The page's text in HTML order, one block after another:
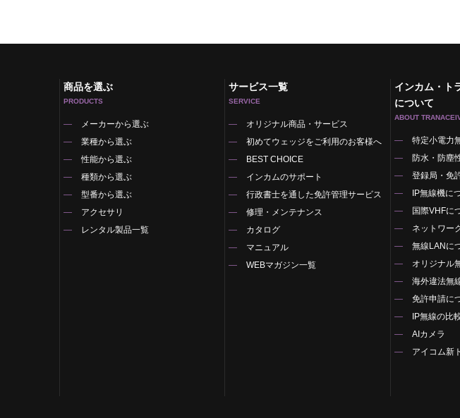
商品を選ぶ
PRODUCTS
メーカーから選ぶ
業種から選ぶ
性能から選ぶ
種類から選ぶ
型番から選ぶ
アクセサリ
レンタル製品一覧
サービス一覧
SERVICE
オリジナル商品・サービス
初めてウェッジをご利用のお客様へ
BEST CHOICE
インカムのサポート
行政書士を通した免許管理サービス
修理・メンテナンス
カタログ
マニュアル
WEBマガジン一覧
インカム・ト
について
ABOUT
特定小電力
防水・防塵
登録局・免
IP無線機に
国際VHFに
ネットワー
無線LANに
オリジナル
海外違法無
免許申請に
IP無線の比
AIカメラ
アイコム新